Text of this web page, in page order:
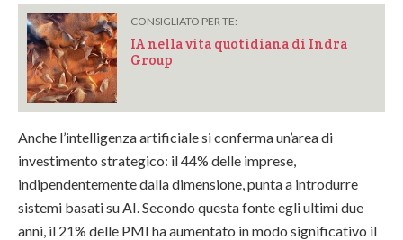
CONSIGLIATO PER TE:
IA nella vita quotidiana di Indra
Group
Anche l’intelligenza artificiale si conferma un’area di
investimento strategico: il 44% delle imprese,
indipendentemente dalla dimensione, punta a introdurre
sistemi basati su AI. Secondo questa fonte egli ultimi due
anni, il 21% delle PMI ha aumentato in modo significativo il